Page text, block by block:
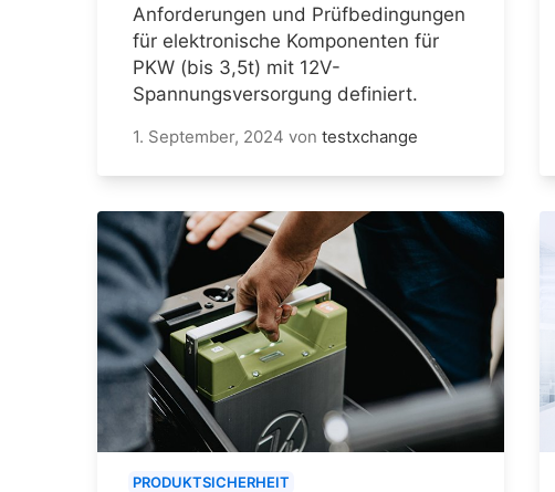
Anforderungen und Prüfbedingungen
für elektronische Komponenten für
PKW (bis 3,5t) mit 12V-
Spannungsversorgung definiert.
1. September, 2024 von testxchange
PRODUKTSICHERHEIT